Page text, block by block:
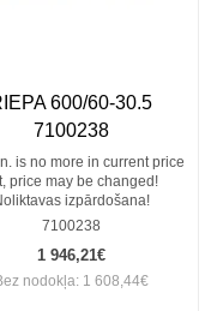
600/60-30.5
7100238
is no more in current price
price may be changed!
izpārdošana!
7100238
1 946,21€
nodokļa: 1 608,44€